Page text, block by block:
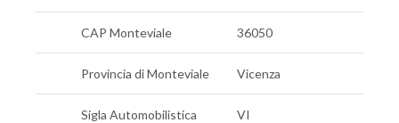
CAP Monteviale 36050
Provincia di Monteviale Vicenza
Sigla Automobilistica VI